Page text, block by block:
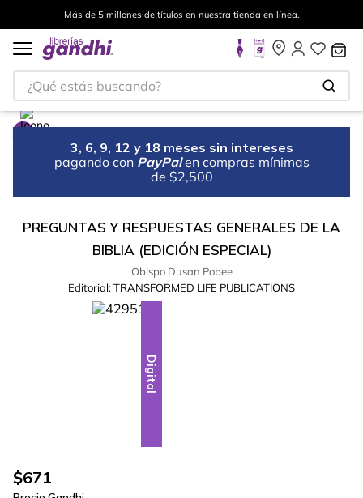
Más de 5 millones de títulos en nuestra tienda en línea.
¿Qué estás buscando?
3, 6, 9, 12 y 18 meses sin intereses
pagando con PayPal en compras mínimas
de $2,500
PREGUNTAS Y RESPUESTAS GENERALES DE LA
BIBLIA (EDICIÓN ESPECIAL)
Obispo Dusan Pobee
Editorial:TRANSFORMED LIFE PUBLICATIONS
Digital
$671